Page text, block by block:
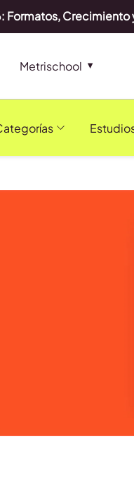
Formatos, Crecimiento
Metrischool